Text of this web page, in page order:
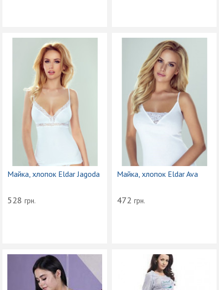
Майка, хлопок Eldar Jagoda
528 грн.
Майка, хлопок Eldar Ava
472 грн.